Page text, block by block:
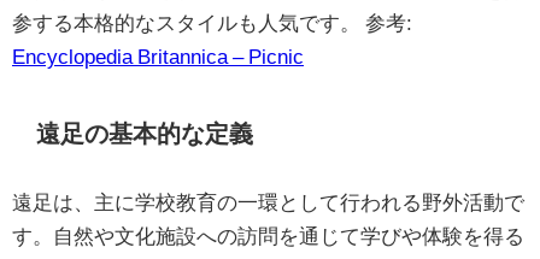
参する本格的なスタイルも人気です。 参考:
Encyclopedia Britannica – Picnic
遠足の基本的な定義
遠足は、主に学校教育の一環として行われる野外活動で
す。自然や文化施設への訪問を通じて学びや体験を得る